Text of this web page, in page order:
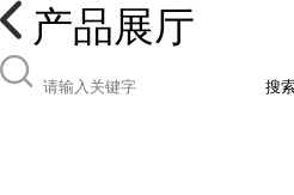
产品展厅
搜